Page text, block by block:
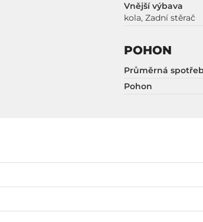
Vnější výbava
kola, Zadní stěrač
POHON
Průměrná
Pohon